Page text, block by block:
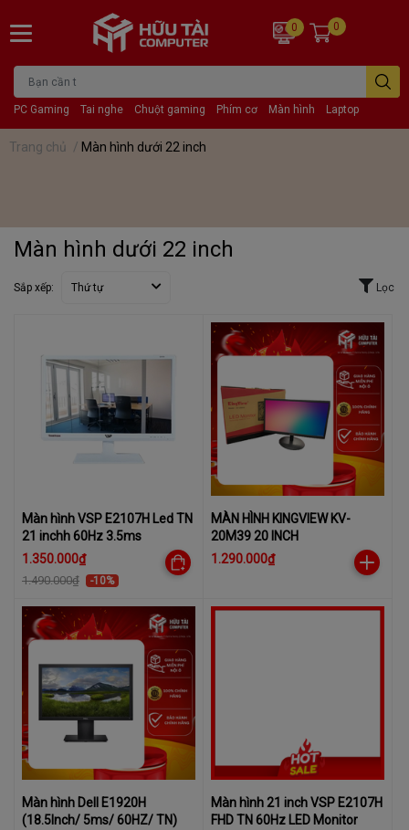
PC Gaming Tai nghe Chuột gaming Phím cơ Màn hình Laptop
0 0
Trang chủ / Màn hình dưới 22 inch
Màn hình dưới 22 inch
Sắp xếp: Thứ tự Lọc
Màn hình VSP E2107H Led TN
21 inchh 60Hz 3.5ms
1.350.000₫
1.490.000₫ -10%
MÀN HÌNH KINGVIEW KV-
20M39 20 INCH
1.290.000₫
Màn hình Dell E1920H
(18.5Inch/ 5ms/ 60HZ/ TN)
Màn hình 21 inch VSP E2107H
FHD TN 60Hz LED Monitor